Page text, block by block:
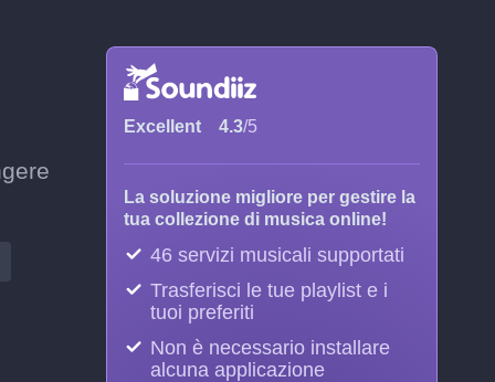
Excellent 4.3/5
La soluzione migliore per gestire la
tua collezione di musica online!
46 servizi musicali supportati
Trasferisci le tue playlist e i
tuoi preferiti
Non è necessario installare
alcuna applicazione